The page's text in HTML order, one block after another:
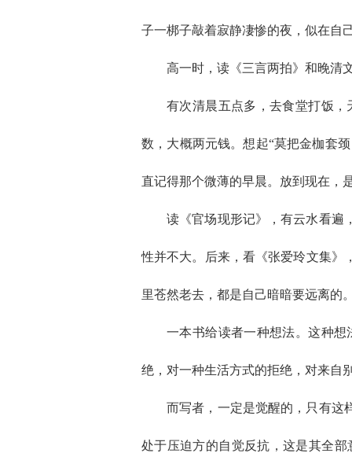
子一梆子敲着寂静凄惨的夜，似在自
高一时，读《三言两拍》和晚清
有次清晨五点多，去食堂打饭
数，大概两元钱。想起“莫把金枷套
直记得那个微薄的早晨。放到现在，
读《官场现形记》，有云水看遍
性并不大。后来，看《张爱玲文集》
里苍然老去，都是自己暗暗要远离的
一本书给读者一种想法。这种
绝，对一种生活方式的拒绝，对来自
而写者，一定是觉醒的，只有这
处于压迫方的自觉反抗，这是其全